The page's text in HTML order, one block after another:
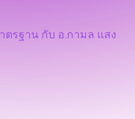
ตรฐาน กับ อ.กามล แสง